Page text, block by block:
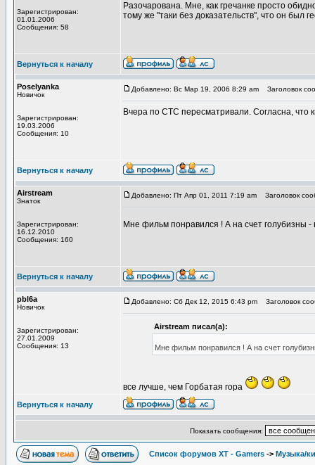
Зарегистрирован:
01.01.2006
Сообщения: 58
Разочарована. Мне, как гречанке просто
тому же "таки без доказательств", что он был
Вернуться к началу
Poselyanka
Новичок
Зарегистрирован:
19.03.2006
Сообщения: 10
Добавлено: Вс Мар 19, 2006 8:29 am Заголовок
Вчера по СТС пересматривали. Согласна, что
Вернуться к началу
Airstream
Знаток
Зарегистрирован:
16.12.2010
Сообщения: 160
Добавлено: Пт Апр 01, 2011 7:19 am Заголовок
Мне фильм понравился ! А на счет голубизны
Вернуться к началу
pbl6a
Новичок
Зарегистрирован:
27.01.2009
Сообщения: 13
Добавлено: Сб Дек 12, 2015 6:43 pm Заголовок
Airstream писал(а):
Мне фильм понравился ! А на счет
все лучше, чем Горбатая гора
Вернуться к началу
Показать сообщения:
Список форумов XT - Gamers -> Музыка/